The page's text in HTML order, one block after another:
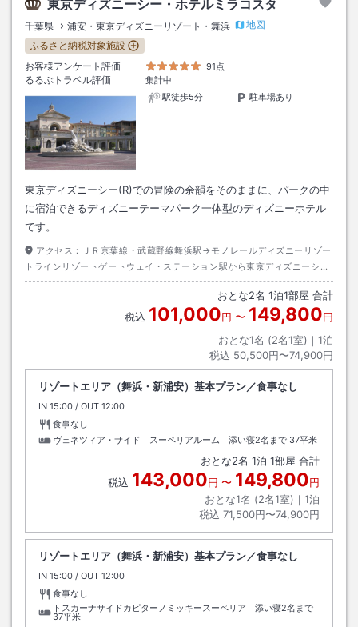
東京ディズニーシー・ホテルミラコスタ
千葉県 浦安・東京ディズニーリゾート・舞浜
地図
ふるさと納税対象施設
お客様アンケート評価
91点
るるぶトラベル評価
集計中
駅徒歩5分
駐車場あり
東京ディズニーシー(R)での冒険の余韻をそのままに、パークの中
に宿泊できるディズニーテーマパーク一体型のディズニーホテル
です。
アクセス：
ＪＲ京葉線・武蔵野線舞浜駅→モノレールディズニーリゾー
トラインリゾートゲートウェイ・ステーション駅から東京ディズニーシ
ー・ステーション駅下車→徒歩約３分
おとな2名 1泊1部屋 合計
税込 101,000円 〜 149,800円
おとな1名 (2名1室)｜ 1泊
税込 50,500円〜74,900円
リゾートエリア（舞浜・新浦安）基本プラン／食事なし
IN チェックイン
15:00 / OUT チェックアウト
12:00
食事なし
ヴェネツィア・サイド スーペリアルーム 添い寝2名まで 37平米
おとな2名 1泊 1部屋 合計
税込 143,000円 〜 149,800円
おとな1名 (2名1室)｜ 1泊
税込 71,500円〜74,900円
リゾートエリア（舞浜・新浦安）基本プラン／食事なし
IN チェックイン
15:00 / OUT チェックアウト
12:00
食事なし
トスカーナサイドカピターノミッキースーペリア 添い寝2名まで
37平米